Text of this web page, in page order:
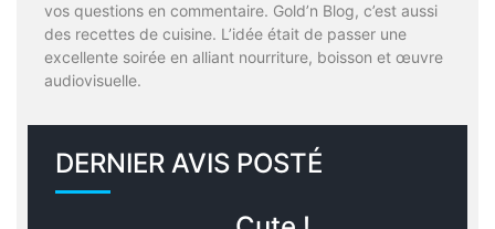
vos questions en commentaire. Gold’n Blog, c’est aussi
des recettes de cuisine. L’idée était de passer une
excellente soirée en alliant nourriture, boisson et œuvre
audiovisuelle.
DERNIER AVIS POSTÉ